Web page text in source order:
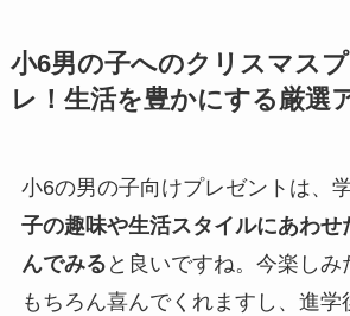
小6男の子へのクリスマス
レ！生活を豊かにする厳選
小6の男の子向けプレゼントは、
子の趣味や生活スタイルにあわせ
んでみる と良いですね。今楽しみ
もちろん喜んでくれますし、進学